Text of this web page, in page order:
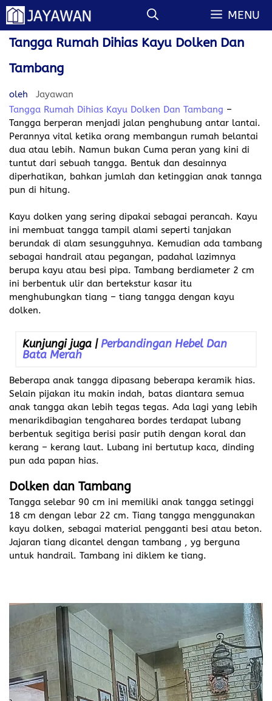
Langsung
ke
isi
MENU
Tangga Rumah Dihias Kayu Dolken Dan
Tambang
oleh
Jayawan
Tangga Rumah Dihias Kayu Dolken Dan Tambang –
Tangga berperan menjadi jalan penghubung antar lantai.
Perannya vital ketika orang membangun rumah belantai
dua atau lebih. Namun bukan Cuma peran yang kini di
tuntut dari sebuah tangga. Bentuk dan desainnya
diperhatikan, bahkan jumlah dan ketinggian anak tannga
pun di hitung.
Kayu dolken yang sering dipakai sebagai perancah. Kayu
ini membuat tangga tampil alami seperti tanjakan
berundak di alam sesungguhnya. Kemudian ada tambang
sebagai handrail atau pegangan, padahal lazimnya
berupa kayu atau besi pipa. Tambang berdiameter 2 cm
ini berbentuk ulir dan bertekstur kasar itu
menghubungkan tiang – tiang tangga dengan kayu
dolken.
Kunjungi juga |Perbandingan Hebel Dan
Bata Merah
Beberapa anak tangga dipasang beberapa keramik hias.
Selain pijakan itu makin indah, batas diantara semua
anak tangga akan lebih tegas tegas. Ada lagi yang lebih
menarikdibagian tengaharea bordes terdapat lubang
berbentuk segitiga berisi pasir putih dengan koral dan
kerang – kerang laut. Lubang ini bertutup kaca, dinding
pun ada papan hias.
Dolken dan Tambang
Tangga selebar 90 cm ini memiliki anak tangga setinggi
18 cm dengan lebar 22 cm. Tiang tangga menggunakan
kayu dolken, sebagai material pengganti besi atau beton.
Jajaran tiang dicantel dengan tambang , yg berguna
untuk handrail. Tambang ini diklem ke tiang.